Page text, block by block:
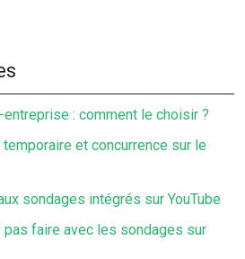
: comment le choisir ?
et concurrence sur le
sondages intégrés sur YouTube
pas faire avec les sondages sur